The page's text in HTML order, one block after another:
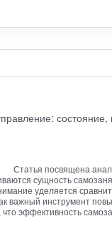
Статья посвящена
сущность
уделяется
важный инструмент
эффективность